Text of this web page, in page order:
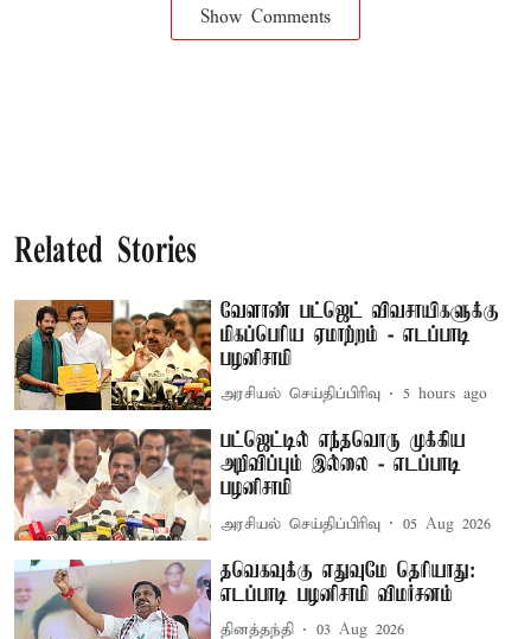
Show Comments
Related Stories
வேளாண் பட்ஜெட் விவசாயிகளுக்கு
மிகப்பெரிய ஏமாற்றம் - எடப்பாடி
பழனிசாமி
அரசியல் செய்திப்பிரிவு 5 hours ago
பட்ஜெட்டில் எந்தவொரு முக்கிய
அறிவிப்பும் இல்லை - எடப்பாடி
பழனிசாமி
அரசியல் செய்திப்பிரிவு 05 Aug 2026
தவெகவுக்கு எதுவுமே தெரியாது:
எடப்பாடி பழனிசாமி விமர்சனம்
தினத்தந்தி 03 Aug 2026